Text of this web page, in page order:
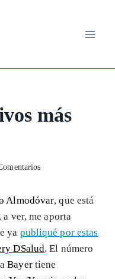
más
Almodóvar, que está
a ver, me aporta
ya publiqué por estas
DSalud. El número
Bayertiene